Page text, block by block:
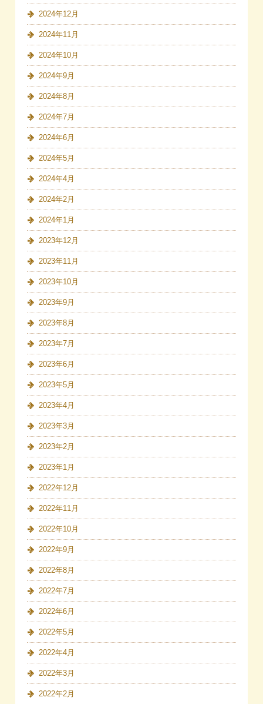
2024年12月
2024年11月
2024年10月
2024年9月
2024年8月
2024年7月
2024年6月
2024年5月
2024年4月
2024年2月
2024年1月
2023年12月
2023年11月
2023年10月
2023年9月
2023年8月
2023年7月
2023年6月
2023年5月
2023年4月
2023年3月
2023年2月
2023年1月
2022年12月
2022年11月
2022年10月
2022年9月
2022年8月
2022年7月
2022年6月
2022年5月
2022年4月
2022年3月
2022年2月